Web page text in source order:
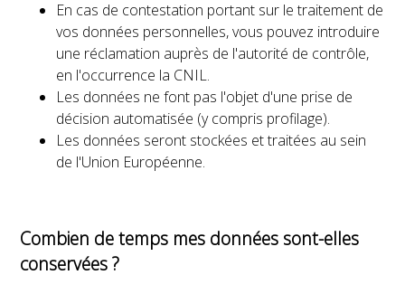
En cas de contestation portant sur le traitement de
vos données personnelles, vous pouvez introduire
une réclamation auprès de l'autorité de contrôle,
en l'occurrence la CNIL.
Les données ne font pas l'objet d'une prise de
décision automatisée (y compris profilage).
Les données seront stockées et traitées au sein
de l'Union Européenne.
Combien de temps mes données sont-elles
conservées ?